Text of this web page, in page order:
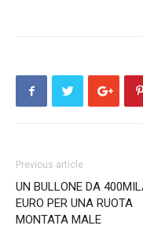
Previous article
UN BULLONE DA
EURO PER UNA RUOTA
MONTATA MALE